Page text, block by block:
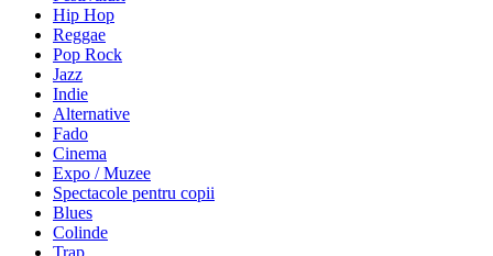
Hip Hop
Reggae
Pop Rock
Jazz
Indie
Alternative
Fado
Cinema
Expo / Muzee
Spectacole pentru copii
Blues
Colinde
Trap